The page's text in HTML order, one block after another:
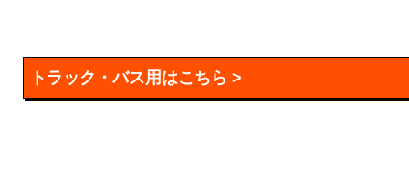
トラック・バス用はこちら >